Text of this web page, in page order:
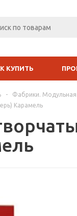
КУПИТЬ
- Фабрики.
Карамель